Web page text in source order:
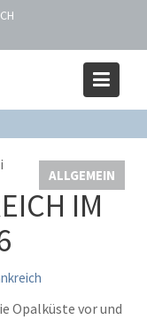
ALLGEMEIN
IM
Opalküste vor und